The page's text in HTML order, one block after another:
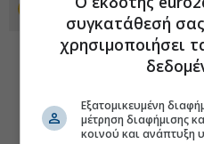
Προσθέστε το
συγκατάθεσή
χρησιμοποιήσει
Εξατομικευμένη
μέτρηση διαφήμισης
κοινού και ανάπτυξη